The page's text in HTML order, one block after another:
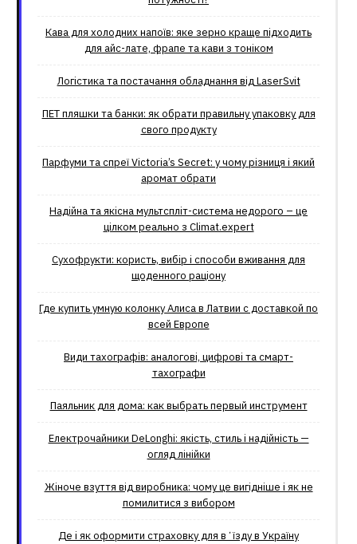
Кава для холодних напоїв: яке зерно краще підходить
для айс-лате, фрапе та кави з тоніком
Логістика та постачання обладнання від LaserSvit
ПЕТ пляшки та банки: як обрати правильну упаковку для
свого продукту
Парфуми та спреї Victoria’s Secret: у чому різниця і який
аромат обрати
Надійна та якісна мультспліт-система недорого – це
цілком реально з Climat.еxpert
Сухофрукти: користь, вибір і способи вживання для
щоденного раціону
Где купить умную колонку Алиса в Латвии с доставкой по
всей Европе
Види тахографів: аналогові, цифрові та смарт-
тахографи
Паяльник для дома: как выбрать первый инструмент
Електрочайники DeLonghi: якість, стиль і надійність —
огляд лінійки
Жіноче взуття від виробника: чому це вигідніше і як не
помилитися з вибором
Де і як оформити страховку для вʼїзду в Україну